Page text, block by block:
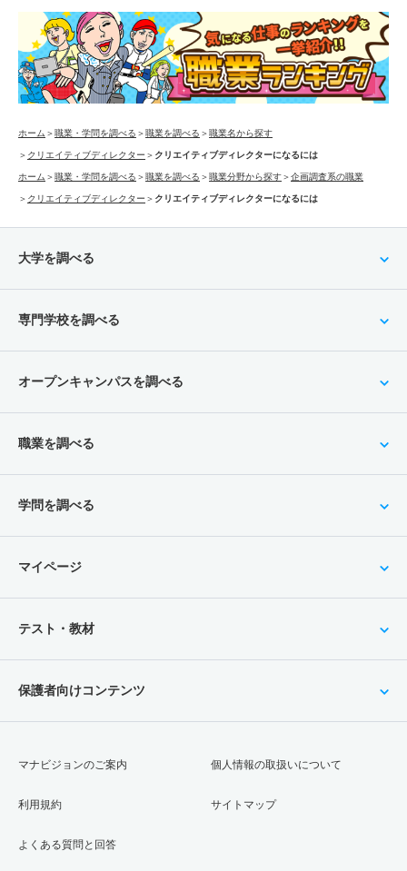
ホーム ＞職業・学問を調べる ＞職業を調べる ＞職業名から探す
＞ クリエイティブディレクター ＞ クリエイティブディレクターになるには
ホーム ＞職業・学問を調べる ＞職業を調べる ＞職業分野から探す＞企画調査系の職業
＞ クリエイティブディレクター ＞ クリエイティブディレクターになるには
大学を調べる
専門学校を調べる
オープンキャンパスを調べる
職業を調べる
学問を調べる
マイページ
テスト・教材
保護者向けコンテンツ
マナビジョンのご案内
利用規約
よくある質問と回答
個人情報の取扱いについて
サイトマップ